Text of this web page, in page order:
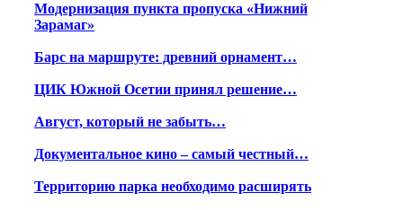
Модернизация пункта пропуска «Нижний
Зарамаг»
Барс на маршруте: древний орнамент…
ЦИК Южной Осетии принял решение…
Август, который не забыть…
Документальное кино – самый честный…
Территорию парка необходимо расширять